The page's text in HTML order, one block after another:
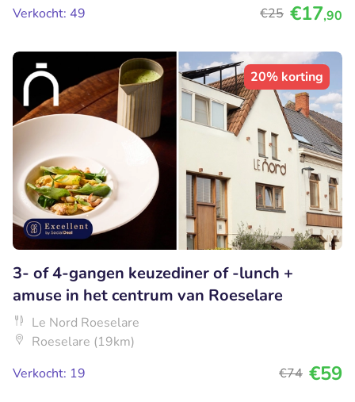
Verkocht: 49 €25 €17,90
20% korting
3- of 4-gangen keuzediner of -lunch +
amuse in het centrum van Roeselare
Le Nord Roeselare
Roeselare (19km)
Verkocht: 19
€74 €59